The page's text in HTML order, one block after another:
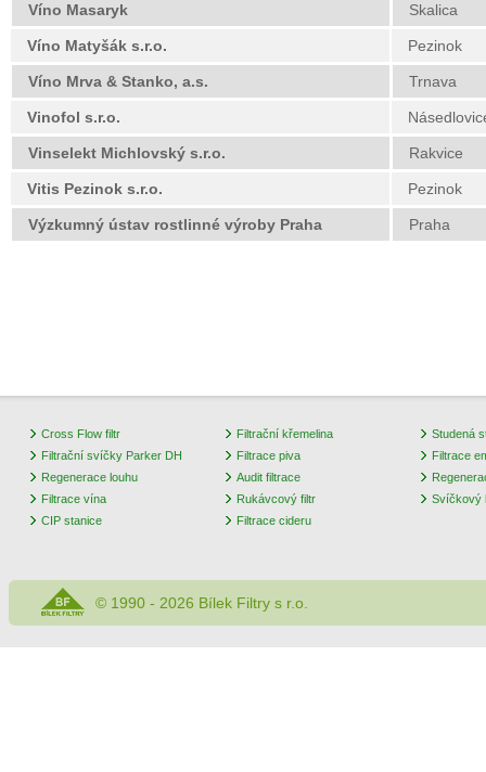
Víno Masaryk Skalica
Víno Matyšák s.r.o. Pezinok
Víno Mrva & Stanko, a.s. Trnava
Vinofol s.r.o.
Vinselekt Michlovský s.r.o. Rakvice
Vitis Pezinok s.r.o. Pezinok
Výzkumný ústav rostlinné výroby Praha Praha
Cross Flow filtr
Filtrační svíčky Parker DH
Regenerace louhu
Filtrace vína
CIP stanice
Filtrační křemelina
Filtrace piva
Audit filtrace
Rukávcový filtr
Filtrace cideru
Studená
Filtrace
Svíčkový
© 1990 - 2026 Bílek Filtry s r.o.